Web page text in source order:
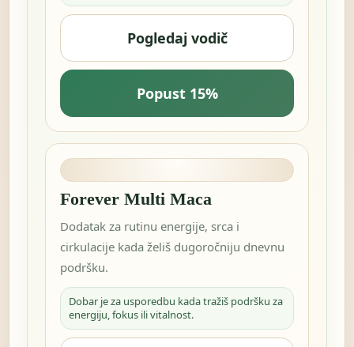
Pogledaj vodič
Popust 15%
Forever Multi Maca
Dodatak za rutinu energije, srca i
cirkulacije kada želiš dugoročniju dnevnu
podršku.
Dobar je za usporedbu kada tražiš podršku za
energiju, fokus ili vitalnost.